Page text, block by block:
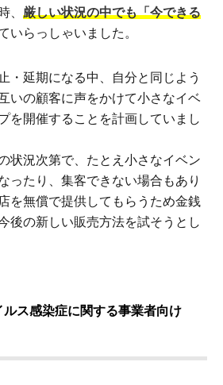
、 厳しい状況の中でも「今できる
いらっしゃいました。
・延期になる中、自分と同じよう
いの顧客に声をかけて小さなイベ
を開催することを計画していまし
状況次第で、たとえ小さなイベン
ったり、集客できない場合もあり
を無償で提供してもらうため金銭
後の新しい販売方法を試そうとし
ルス感染症に関する事業者向け